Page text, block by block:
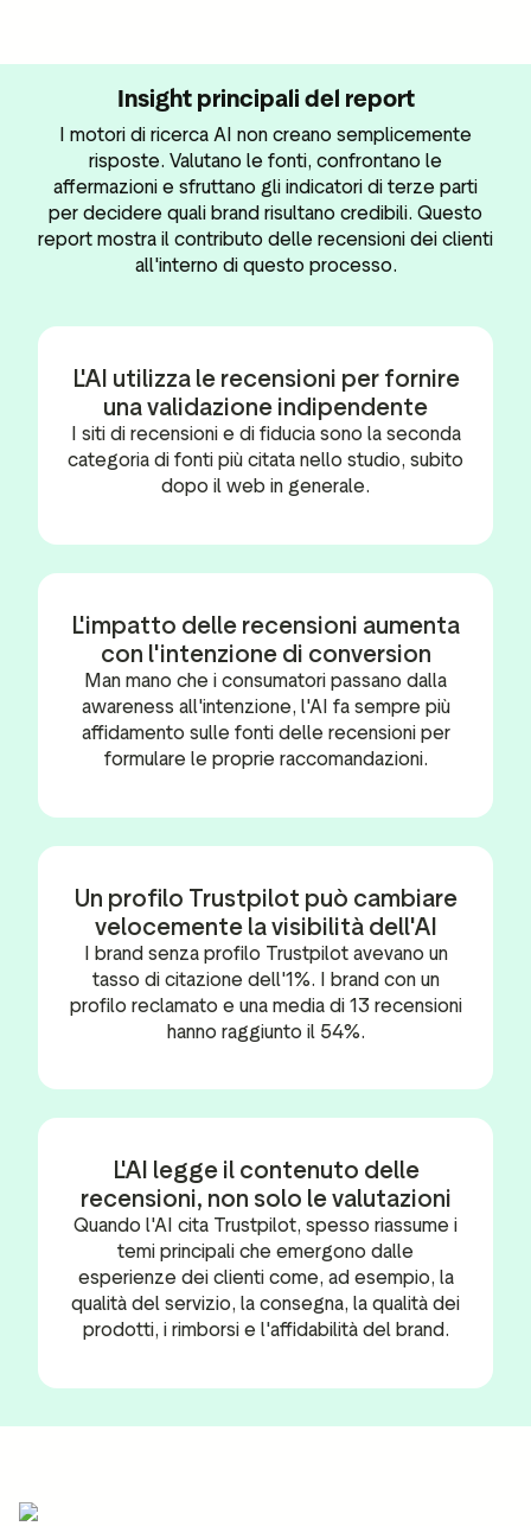
Insight principali del report
I motori di ricerca AI non creano semplicemente
risposte. Valutano le fonti, confrontano le
affermazioni e sfruttano gli indicatori di terze parti
per decidere quali brand risultano credibili. Questo
report mostra il contributo delle recensioni dei clienti
all'interno di questo processo.
L'AI utilizza le recensioni per fornire
una validazione indipendente
I siti di recensioni e di fiducia sono la seconda
categoria di fonti più citata nello studio, subito
dopo il web in generale.
L'impatto delle recensioni aumenta
con l'intenzione di conversion
Man mano che i consumatori passano dalla
awareness all'intenzione, l'AI fa sempre più
affidamento sulle fonti delle recensioni per
formulare le proprie raccomandazioni.
Un profilo Trustpilot può cambiare
velocemente la visibilità dell'AI
I brand senza profilo Trustpilot avevano un
tasso di citazione dell'1%. I brand con un
profilo reclamato e una media di 13 recensioni
hanno raggiunto il 54%.
L'AI legge il contenuto delle
recensioni, non solo le valutazioni
Quando l'AI cita Trustpilot, spesso riassume i
temi principali che emergono dalle
esperienze dei clienti come, ad esempio, la
qualità del servizio, la consegna, la qualità dei
prodotti, i rimborsi e l'affidabilità del brand.